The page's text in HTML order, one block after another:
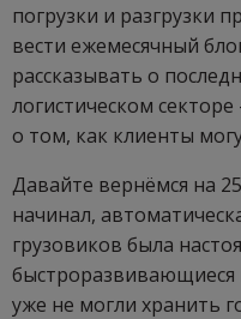
погрузки и разгрузки
вести ежемесячный
рассказывать о
логистическом
о том, как клиенты
Давайте вернёмся на
начинал,
грузовиков была
уже не могли хранить